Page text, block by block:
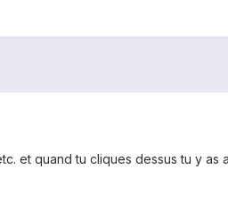
et quand tu cliques dessus tu y as